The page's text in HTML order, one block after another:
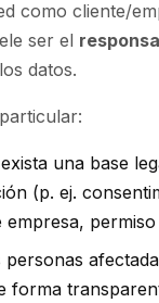
como cliente/
ser el
datos.
una base
(p. ej.
empresa, permiso
forma